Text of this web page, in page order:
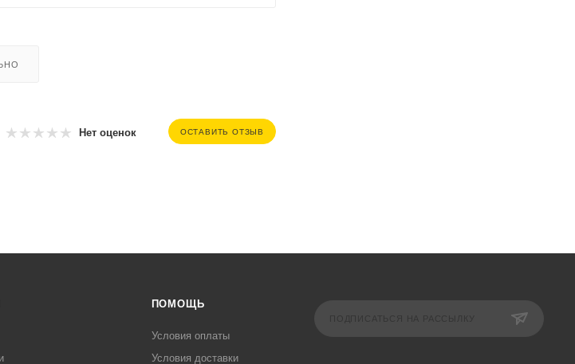
Нет оценок ОСТАВИТЬ ОТЗЫВ
ПОМОЩЬ
Условия оплаты
Условия доставки